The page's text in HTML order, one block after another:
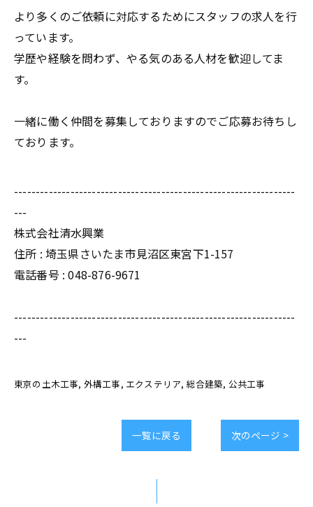
より多くのご依頼に対応するためにスタッフの求人を行
っています。
学歴や経験を問わず、やる気のある人材を歓迎してま
す。
一緒に働く仲間を募集しておりますのでご応募お待ちし
ております。
-----------------------------------------------------------------
---
株式会社清水興業
住所 : 埼玉県さいたま市見沼区東宮下1-157
電話番号 :048-876-9671
-----------------------------------------------------------------
---
東京の土木工事 外構工事 エクステリア 総合建築 公共工事
一覧に戻る 次のページ >